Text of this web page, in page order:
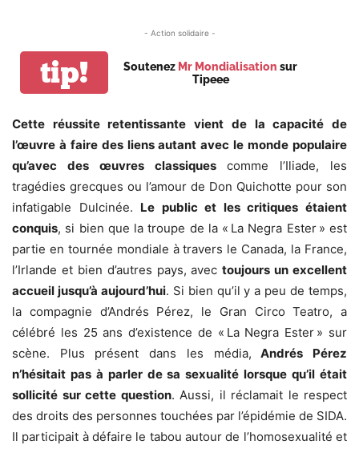
- Action solidaire -
tip! Soutenez Mr Mondialisation sur
Tipeee
Cette réussite retentissante vient de la capacité de
l’œuvre à faire des liens autant avec le monde populaire
qu’avec des œuvres classiquescomme l’Iliade, les
tragédies grecques ou l’amour de Don Quichotte pour son
infatigable Dulcinée. Le public et les critiques étaient
conquis, si bien que la troupe de la « La Negra Ester » est
partie en tournée mondiale à travers le Canada, la France,
l’Irlande et bien d’autres pays, avectoujours un excellent
accueil jusqu’à aujourd’hui. Si bien qu’il y a peu de temps,
la compagnie d’Andrés Pérez, le Gran Circo Teatro, a
célébré les 25 ans d’existence de « La Negra Ester » sur
scène. Plus présent dans les média, Andrés Pérez
n’hésitait pas à parler de sa sexualité lorsque qu’il était
sollicité sur cette question. Aussi, il réclamait le respect
des droits des personnes touchées par l’épidémie de SIDA.
Il participait à défaire le tabou autour de l’homosexualité et